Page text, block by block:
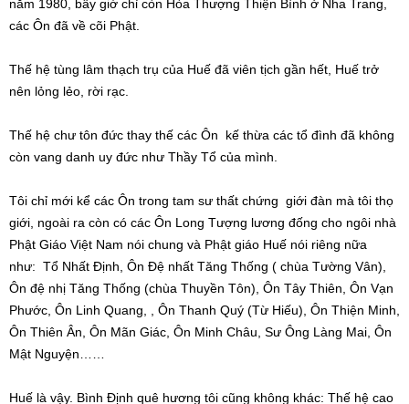
năm 1980, bây giờ chỉ còn Hòa Thượng Thiện Bình ở Nha Trang,
các Ôn đã về cõi Phật.
Thế hệ tùng lâm thạch trụ của Huế đã viên tịch gần hết, Huế trở
nên lỏng lẻo, rời rạc.
Thế hệ chư tôn đức thay thế các Ôn kế thừa các tổ đình đã không
còn vang danh uy đức như Thầy Tổ của mình.
Tôi chỉ mới kể các Ôn trong tam sư thất chứng giới đàn mà tôi thọ
giới, ngoài ra còn có các Ôn Long Tượng lương đống cho ngôi nhà
Phật Giáo Việt Nam nói chung và Phật giáo Huế nói riêng nữa
như: Tổ Nhất Định, Ôn Đệ nhất Tăng Thống ( chùa Tường Vân),
Ôn đệ nhị Tăng Thống (chùa Thuyền Tôn), Ôn Tây Thiên, Ôn Vạn
Phước, Ôn Linh Quang, , Ôn Thanh Quý (Từ Hiếu), Ôn Thiện Minh,
Ôn Thiên Ân, Ôn Mãn Giác, Ôn Minh Châu, Sư Ông Làng Mai, Ôn
Mật Nguyện……
Huế là vậy. Bình Định quê hương tôi cũng không khác: Thế hệ cao